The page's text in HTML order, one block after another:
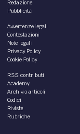
Redazione
Pubblicità
Avvertenze legali
Contestazioni
Note legali
Privacy Policy
Cookie Policy
RSS contributi
Academy
Archivio articoli
Codici
Riviste
Rubriche